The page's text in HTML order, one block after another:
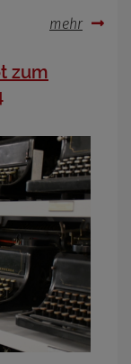
mehr
zum